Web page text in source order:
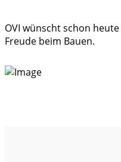
OVI wünscht schon
Freude beim Bauen.